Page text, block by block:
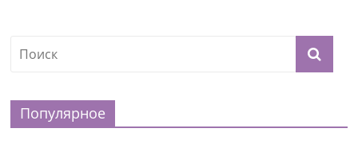
Популярное